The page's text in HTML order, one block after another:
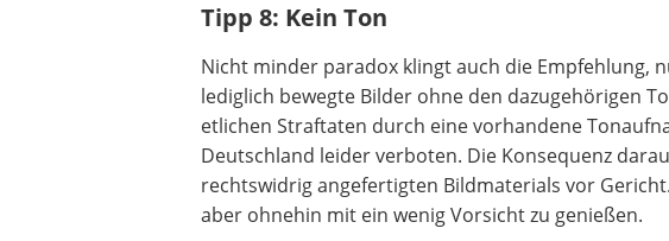
Tipp 8: Kein Ton
Nicht minder paradox klingt auch die Empfehlung,
lediglich bewegte Bilder ohne den dazugehörigen
etlichen Straftaten durch eine vorhandene
Deutschland leider verboten. Die Konsequenz
rechtswidrig angefertigten Bildmaterials vor
aber ohnehin mit ein wenig Vorsicht zu genießen.